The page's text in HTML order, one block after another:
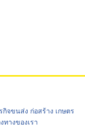
จขนส่ง ก่อสร้าง เกษตร
างของเรา